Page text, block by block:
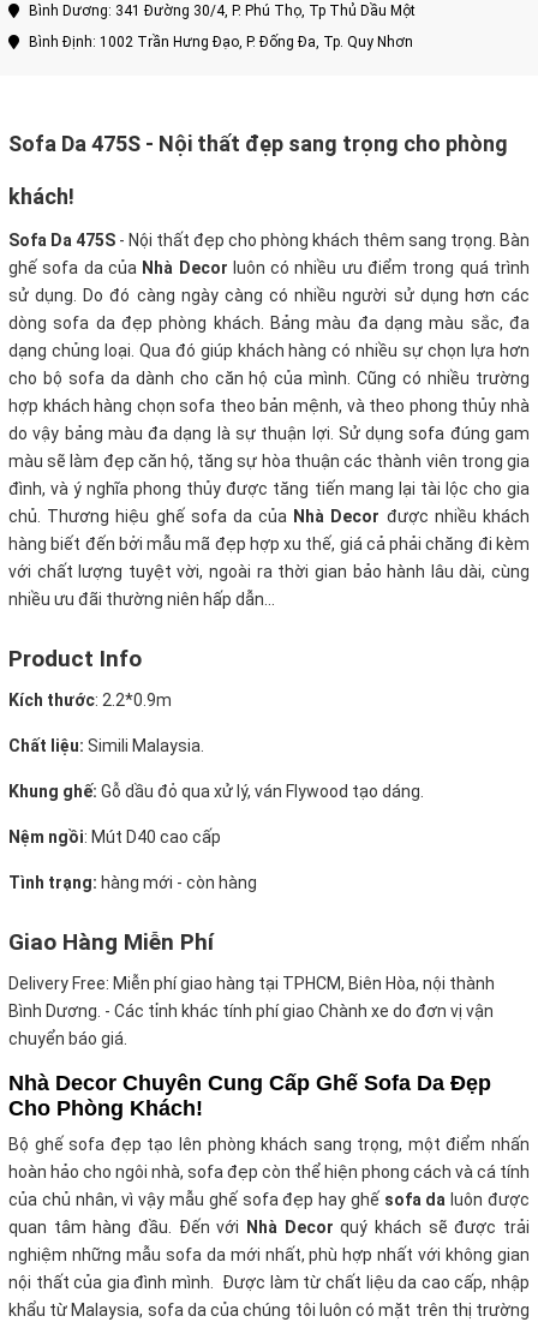
Bình Dương: 341 Đường 30/4, P. Phú Thọ, Tp Thủ Dầu Một
Bình Định: 1002 Trần Hưng Đạo, P. Đống Đa, Tp. Quy Nhơn
Sofa Da 475S - Nội thất đẹp sang trọng cho phòng
khách!
Sofa Da 475S - Nội thất đẹp cho phòng khách thêm sang trọng. Bàn
ghế sofa da của Nhà Decor luôn có nhiều ưu điểm trong quá trình
sử dụng. Do đó càng ngày càng có nhiều người sử dụng hơn các
dòng sofa da đẹp phòng khách. Bảng màu đa dạng màu sắc, đa
dạng chủng loại. Qua đó giúp khách hàng có nhiều sự chọn lựa hơn
cho bộ sofa da dành cho căn hộ của mình. Cũng có nhiều trường
hợp khách hàng chọn sofa theo bản mệnh, và theo phong thủy nhà
do vậy bảng màu đa dạng là sự thuận lợi. Sử dụng sofa đúng gam
màu sẽ làm đẹp căn hộ, tăng sự hòa thuận các thành viên trong gia
đình, và ý nghĩa phong thủy được tăng tiến mang lại tài lộc cho gia
chủ. Thương hiệu ghế sofa da của Nhà Decor được nhiều khách
hàng biết đến bởi mẫu mã đẹp hợp xu thế, giá cả phải chăng đi kèm
với chất lượng tuyệt vời, ngoài ra thời gian bảo hành lâu dài, cùng
nhiều ưu đãi thường niên hấp dẫn...
Product Info
Kích thước: 2.2*0.9m
Chất liệu: Simili Malaysia.
Khung ghế: Gỗ dầu đỏ qua xử lý, ván Flywood tạo dáng.
Nệm ngồi: Mút D40 cao cấp
Tình trạng: hàng mới - còn hàng
Giao Hàng Miễn Phí
Delivery Free: Miễn phí giao hàng tại TPHCM, Biên Hòa, nội thành
Bình Dương. - Các tỉnh khác tính phí giao Chành xe do đơn vị vận
chuyển báo giá.
Nhà Decor Chuyên Cung Cấp Ghế Sofa Da Đẹp
Cho Phòng Khách!
Bộ ghế sofa đẹp tạo lên phòng khách sang trọng, một điểm nhấn
hoàn hảo cho ngôi nhà, sofa đẹp còn thể hiện phong cách và cá tính
của chủ nhân, vì vậy mẫu ghế sofa đẹp hay ghế sofa da luôn được
quan tâm hàng đầu. Đến với Nhà Decor quý khách sẽ được trải
nghiệm những mẫu sofa da mới nhất, phù hợp nhất với không gian
nội thất của gia đình mình. Được làm từ chất liệu da cao cấp, nhập
khẩu từ Malaysia, sofa da của chúng tôi luôn có mặt trên thị trường